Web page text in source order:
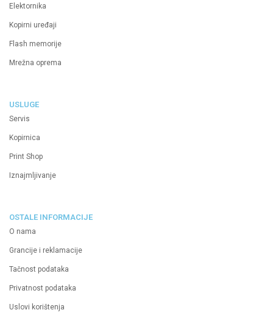
Elektornika
Kopirni uređaji
Flash memorije
Mrežna oprema
USLUGE
Servis
Kopirnica
Print Shop
Iznajmljivanje
OSTALE INFORMACIJE
O nama
Grancije i reklamacije
Tačnost podataka
Privatnost podataka
Uslovi korištenja